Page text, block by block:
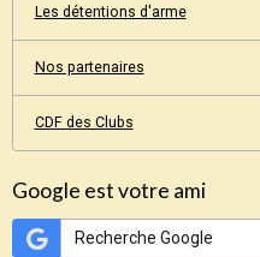
Les détentions d'arme
Nos partenaires
CDF des Clubs
Google est votre ami